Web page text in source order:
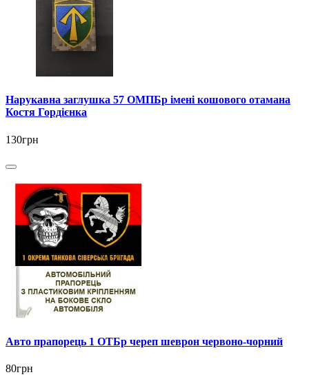
Нарукавна заглушка 57 ОМПБр імені кошового отамана
Костя Гордієнка
130грн
Авто прапорець 1 ОТБр череп шеврон червоно-чорний
80грн